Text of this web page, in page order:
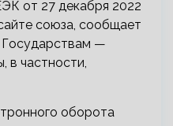
от 27 декабря 2022
союза, сообщает
Государствам —
в частности,
оборота